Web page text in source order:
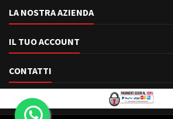
LA NOSTRA AZIENDA
IL TUO ACCOUNT
CONTATTI